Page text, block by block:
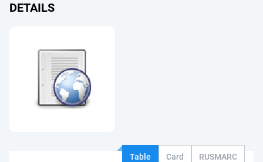
DETAILS
Table Card RUSMARC